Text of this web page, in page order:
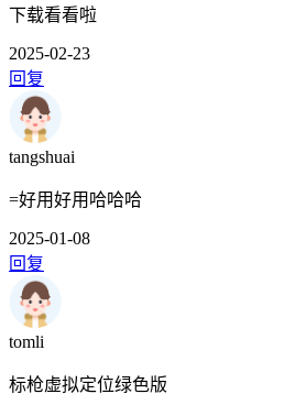
下载看看啦
2025-02-23
回复
tangshuai
=好用好用哈哈哈
2025-01-08
回复
tomli
标枪虚拟定位绿色版